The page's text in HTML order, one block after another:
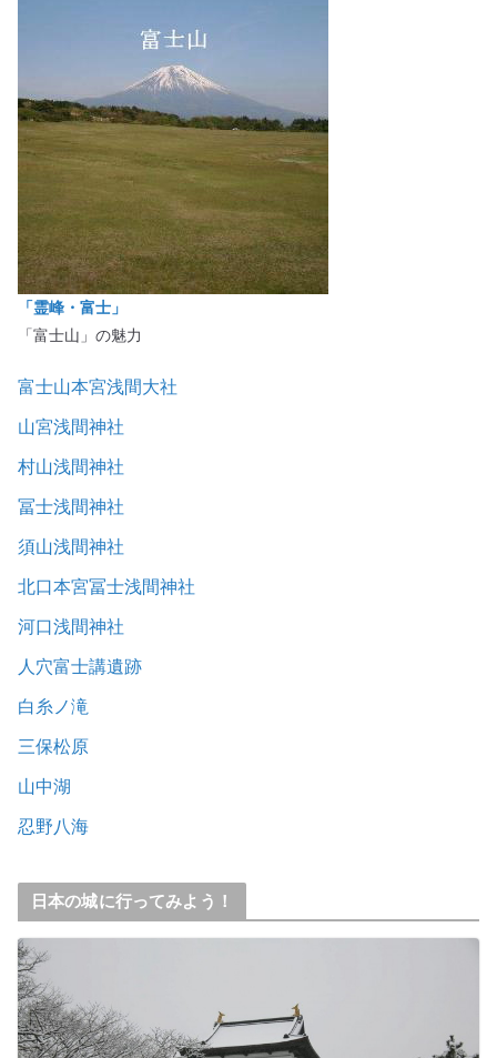
「霊峰・富士」
「富士山」の魅力
富士山本宮浅間大社
山宮浅間神社
村山浅間神社
冨士浅間神社
須山浅間神社
北口本宮冨士浅間神社
河口浅間神社
人穴富士講遺跡
白糸ノ滝
三保松原
山中湖
忍野八海
日本の城に行ってみよう！